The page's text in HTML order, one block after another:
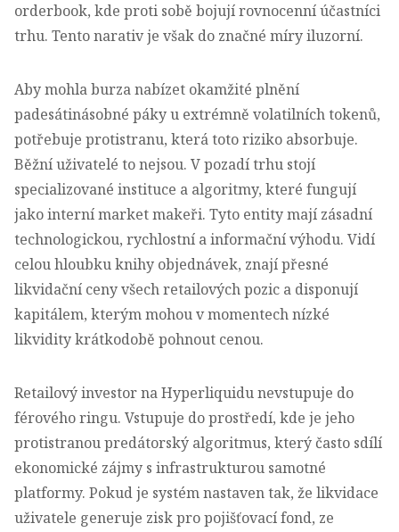
orderbook, kde proti sobě bojují rovnocenní účastníci
trhu. Tento narativ je však do značné míry iluzorní.
Aby mohla burza nabízet okamžité plnění
padesátinásobné páky u extrémně volatilních tokenů,
potřebuje protistranu, která toto riziko absorbuje.
Běžní uživatelé to nejsou. V pozadí trhu stojí
specializované instituce a algoritmy, které fungují
jako interní market makeři. Tyto entity mají zásadní
technologickou, rychlostní a informační výhodu. Vidí
celou hloubku knihy objednávek, znají přesné
likvidační ceny všech retailových pozic a disponují
kapitálem, kterým mohou v momentech nízké
likvidity krátkodobě pohnout cenou.
Retailový investor na Hyperliquidu nevstupuje do
férového ringu. Vstupuje do prostředí, kde je jeho
protistranou predátorský algoritmus, který často sdílí
ekonomické zájmy s infrastrukturou samotné
platformy. Pokud je systém nastaven tak, že likvidace
uživatele generuje zisk pro pojišťovací fond, ze